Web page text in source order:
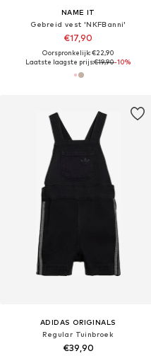
NAME IT
Gebreid vest 'NKFBanni'
€17,90
Oorspronkelijk: €22,90
Laatste laagste prijs:€19,90-10%
ADIDAS ORIGINALS
Regular Tuinbroek
€39,90